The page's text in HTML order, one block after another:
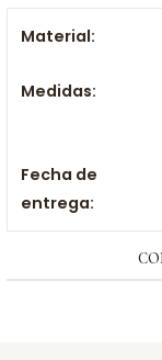
Material:
Medidas:
Fecha de
entrega: